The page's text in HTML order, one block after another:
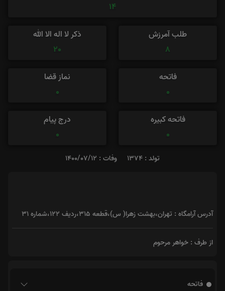
14
طلب آمرزش
8
ذکر لا اله الا الله
20
فاتحه
0
نماز قضا
0
فاتحه کبیره
0
درج پیام
0
تولد : 1374 وفات : 1400/07/12
آدرس آرامگاه : تهران،بهشت زهرا( س)،قطعه 315،ردیف 122،شماره 31
از طرف : خواهر مرحوم
فاتحه